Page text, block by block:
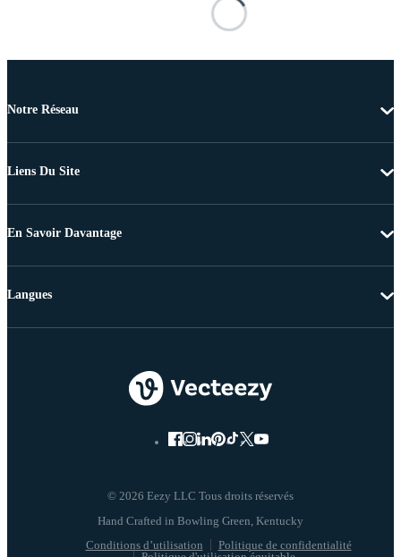
Notre Réseau
Liens Du Site
En Savoir Davantage
© 2026 Eezy LLC Tous droits réservés
Conditions d’utilisation
Politique de confidentialité
Langues